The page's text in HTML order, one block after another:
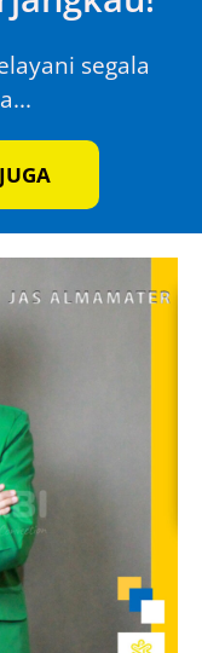
segala